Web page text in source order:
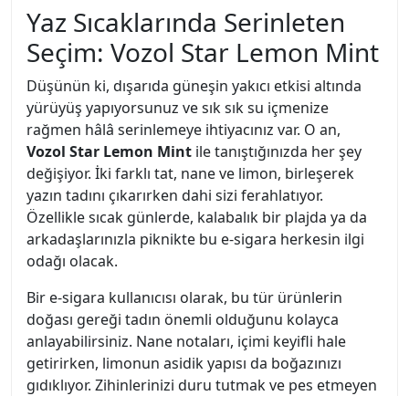
Yaz Sıcaklarında Serinleten
Seçim: Vozol Star Lemon Mint
Düşünün ki, dışarıda güneşin yakıcı etkisi altında
yürüyüş yapıyorsunuz ve sık sık su içmenize
rağmen hâlâ serinlemeye ihtiyacınız var. O an,
Vozol Star Lemon Mint ile tanıştığınızda her şey
değişiyor. İki farklı tat, nane ve limon, birleşerek
yazın tadını çıkarırken dahi sizi ferahlatıyor.
Özellikle sıcak günlerde, kalabalık bir plajda ya da
arkadaşlarınızla piknikte bu e-sigara herkesin ilgi
odağı olacak.
Bir e-sigara kullanıcısı olarak, bu tür ürünlerin
doğası gereği tadın önemli olduğunu kolayca
anlayabilirsiniz. Nane notaları, içimi keyifli hale
getirirken, limonun asidik yapısı da boğazınızı
gıdıklıyor. Zihinlerinizi duru tutmak ve pes etmeyen